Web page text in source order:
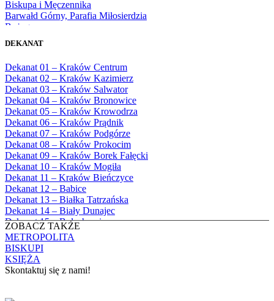
1980
1981
1983
1985
1986
1987
1988
1989
1990
1991
1992
1993
1994
1995
1996
1997
1998
1999
2000
2001
2002
2003
2004
Biskupa i Męczennika
Barwałd Górny, Parafia Miłosierdzia
Bożego
Bęczarka, Parafia Matki Boskiej
Będkowice, Parafia Najświętszej Maryi
Panny Królowej
Białka Górna, Parafia Matki Bożej
Królowej Rodzin
Białka Tatrzańska, Parafia Świętych
Apostołów Szymona i Judy Tadeusza
Biały Dunajec, Parafia Matki Bożej
Królowej Aniołów
Biały Kościół, Parafia św. Mikołaja
Bibice, Parafia Matki Bożej Nieustającej
Pomocy
Bieńkówka, Parafia Przenajświętszej Trójcy
Biertowice, Parafia Matki Bożej
Różańcowej
Biórków Wielki, Parafia Wniebowzięcia
NMP
Biskupice, Parafia św. Marcina
Bobrek, Parafia Przenajświętszej Trójcy
Bodzanów, Parafia Świętych Apostołów
DEKANAT
Dekanat 01 – Kraków Centrum
Dekanat 02 – Kraków Kazimierz
Dekanat 03 – Kraków Salwator
Dekanat 04 – Kraków Bronowice
Dekanat 05 – Kraków Krowodrza
Dekanat 06 – Kraków Prądnik
Dekanat 07 – Kraków Podgórze
Dekanat 08 – Kraków Prokocim
Dekanat 09 – Kraków Borek Fałęcki
Dekanat 10 – Kraków Mogiła
Dekanat 11 – Kraków Bieńczyce
Dekanat 12 – Babice
Dekanat 13 – Białka Tatrzańska
Dekanat 14 – Biały Dunajec
Dekanat 15 – Bolechowice
Dekanat 16 – Chrzanów
Dekanat 17 – Czarny Dunajec
Dekanat 18 – Czernichów
Dekanat 19 – Dobczyce
Dekanat 20 – Jabłonka
ZOBACZ TAKŻE
METROPOLITA
BISKUPI
KSIĘŻA
Skontaktuj się z nami!